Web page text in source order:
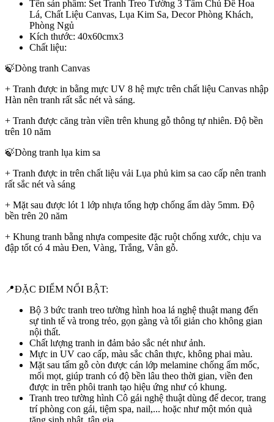
Tên sản phẩm: Set Tranh Treo Tường 3 Tấm Chủ Đề Hoa
Lá, Chất Liệu Canvas, Lụa Kim Sa, Decor Phòng Khách,
Phòng Ngủ
Kích thước: 40x60cmx3
Chất liệu:
🍃Dòng tranh Canvas
+ Tranh được in bằng mực UV 8 hệ mực trên chất liệu Canvas nhập
Hàn nên tranh rất sắc nét và sáng.
+ Tranh được căng tràn viền trên khung gỗ thông tự nhiên. Độ bền
trên 10 năm
🍃Dòng tranh lụa kim sa
+ Tranh được in trên chất liệu vải Lụa phủ kim sa cao cấp nên tranh
rất sắc nét và sáng
+ Mặt sau được lót 1 lớp nhựa tổng hợp chống ẩm dày 5mm. Độ
bền trên 20 năm
+ Khung tranh bằng nhựa compesite đặc ruột chống xước, chịu va
đập tốt có 4 màu Đen, Vàng, Trắng, Vân gỗ.
📍ĐẶC ĐIỂM NỔI BẬT:
Bộ 3 bức tranh treo tường hình hoa lá nghệ thuật mang đến
sự tinh tế và trong trẻo, gọn gàng và tối giản cho không gian
nội thất.
Chất lượng tranh in đảm bảo sắc nét như ảnh.
Mực in UV cao cấp, màu sắc chân thực, không phai màu.
Mặt sau tấm gỗ còn được cán lớp melamine chống ẩm mốc,
mối mọt, giúp tranh có độ bền lâu theo thời gian, viền đen
được in trên phôi tranh tạo hiệu ứng như có khung.
Tranh treo tường hình Cô gái nghệ thuật dùng để decor, trang
trí phòng con gái, tiệm spa, nail,... hoặc như một món quà